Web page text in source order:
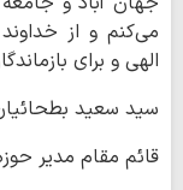
می‌کنم و از
الهی و برای
سید سعید
قائم مقام مدیر